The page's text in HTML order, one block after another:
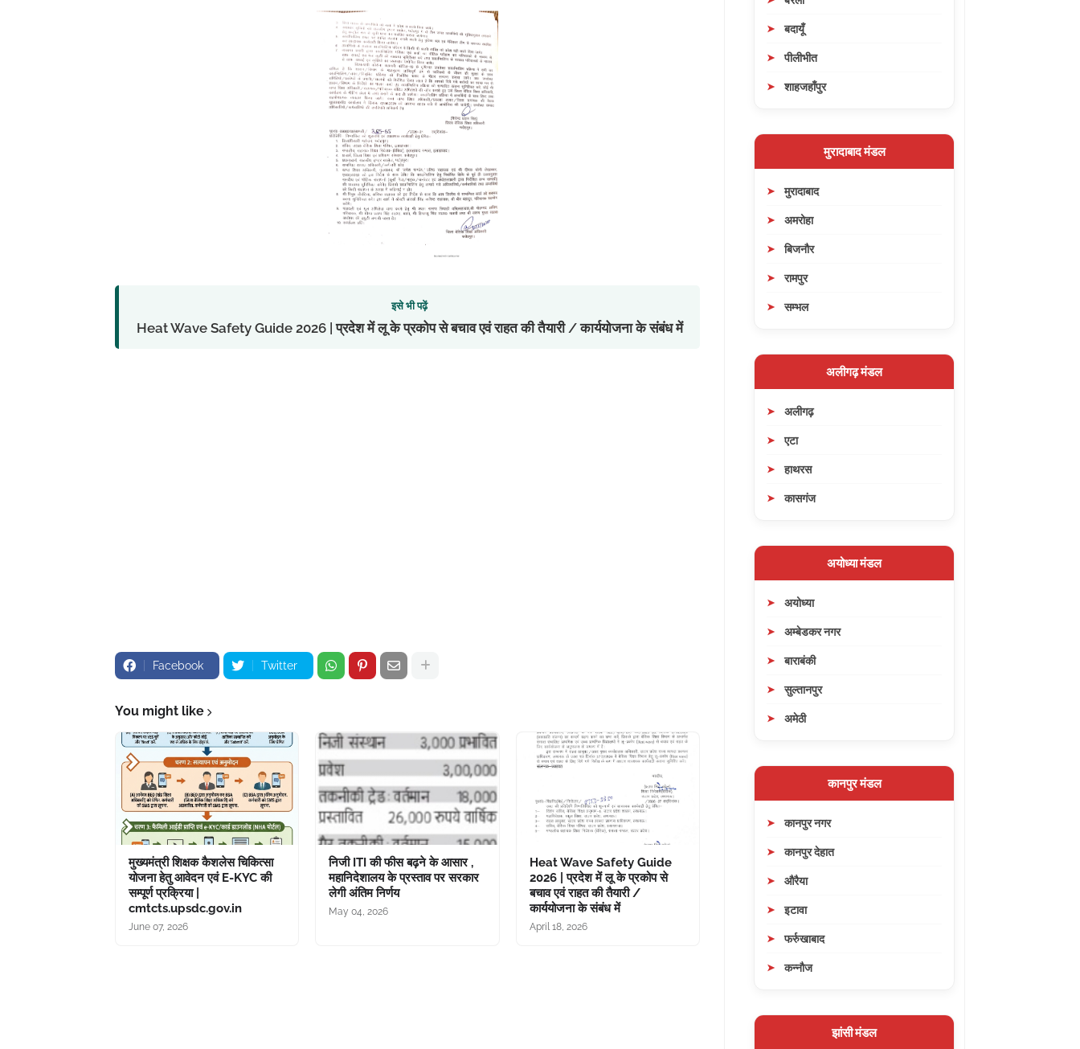
इसे भी पढ़ें
Heat Wave Safety Guide 2026 | प्रदेश में लू के प्रकोप से बचाव एवं राहत की तैयारी / कार्ययोजना के संबंध में
Facebook Twitter
You might like
मुख्यमंत्री शिक्षक कैशलेस चिकित्सा
योजना हेतु आवेदन एवं E-KYC की
सम्पूर्ण प्रक्रिया |
cmtcts.upsdc.gov.in
June 07, 2026
निजी ITI की फीस बढ़ने के आसार ,
महानिदेशालय के प्रस्ताव पर सरकार
लेगी अंतिम निर्णय
May 04, 2026
Heat Wave Safety Guide
2026 | प्रदेश में लू के प्रकोप से
बचाव एवं राहत की तैयारी /
कार्ययोजना के संबंध में
April 18, 2026
बदायूँ
पीलीभीत
शाहजहाँपुर
मुरादाबाद मंडल
मुरादाबाद
अमरोहा
बिजनौर
रामपुर
सम्भल
अलीगढ़ मंडल
अलीगढ़
एटा
हाथरस
कासगंज
अयोध्या मंडल
अयोध्या
अम्बेडकर नगर
बाराबंकी
सुल्तानपुर
अमेठी
कानपुर मंडल
कानपुर नगर
कानपुर देहात
औरैया
इटावा
फर्रुखाबाद
कन्नौज
झांसी मंडल